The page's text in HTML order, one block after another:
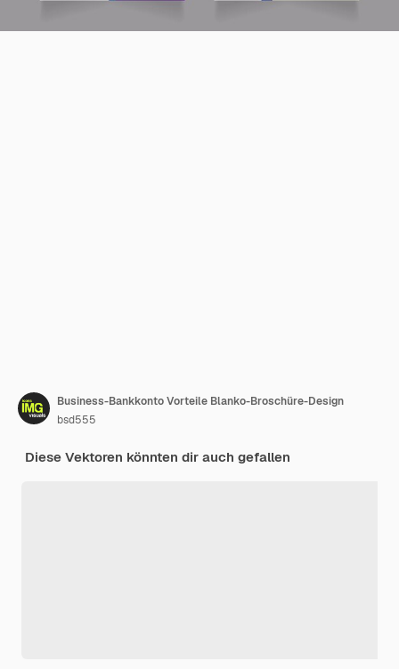
Business-Bankkonto Vorteile Blanko-Broschüre-Design
bsd555
Diese Vektoren könnten dir auch gefallen